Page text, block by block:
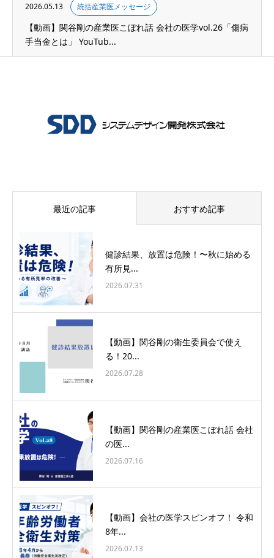
2026.05.13 統括産業医メッセージ
【動画】関谷剛の産業医こぼれ話 会社の医学vol.26「傷病
手当金とは」 YouTub...
最近の記事 おすすめ記事
健診結果、放置は危険！〜秋に始める
有所見...
2026.07.31
【動画】関谷剛の衛生委員会で使え
る！20...
2026.07.28
【動画】関谷剛の産業医こぼれ話 会社
の医...
2026.07.16
【動画】会社の医学スピンオフ！ 令和
8年...
2026.07.13